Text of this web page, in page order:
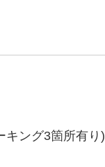
ング3箇所有り)